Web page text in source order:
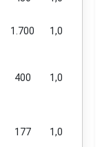
1.700 1,0
400 1,0
177 1,0